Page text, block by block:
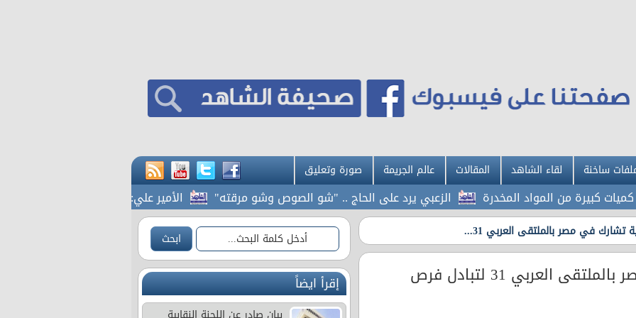
ساخنة لقاء الشاهد المقالات عالم الجريمة صورة وتعليق
من المواد المخدرة الزعبي يرد على الحاج .. "شو الصوص وشو مرقته" الأمير علي: صرف مستحقات النشامى لا يغيّر
تشارك في مصر بالملتقى العربي 31...
عمّان الأهلية تشارك في مصر بالملتقى العربي 31 لتبادل فرص إقرأ ايضاً